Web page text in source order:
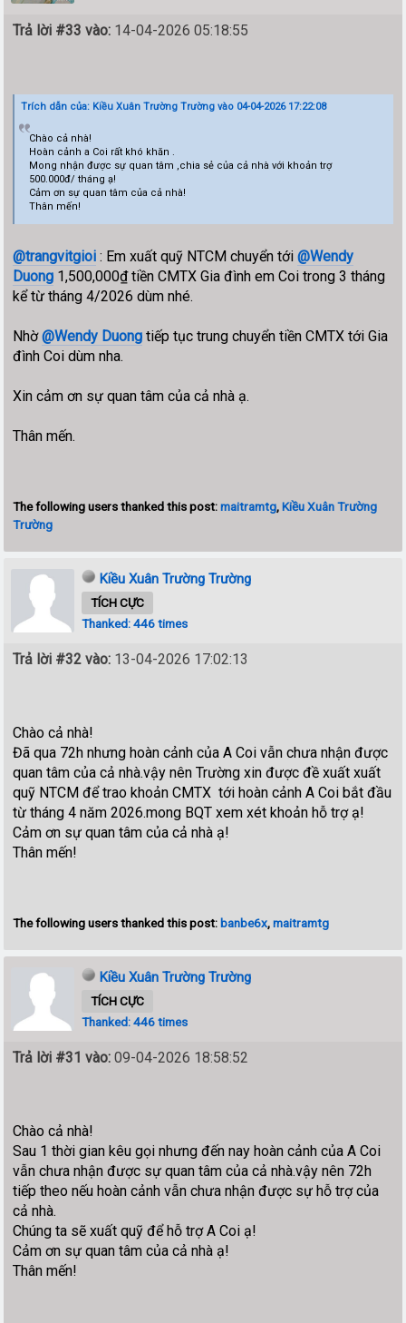
Trả lời #33 vào: 14-04-2026 05:18:55
Trích dẫn của: Kiều Xuân Trường Trường vào 04-04-2026 17:22:08
Chào cả nhà!
Hoàn cảnh a Coi rất khó khăn .
Mong nhận được sự quan tâm ,chia sẻ của cả nhà với khoản trợ
500.000đ/ tháng ạ!
Cảm ơn sự quan tâm của cả nhà!
Thân mến!
@trangvitgioi : Em xuất quỹ NTCM chuyển tới@Wendy
Duong 1,500,000₫ tiền CMTX Gia đình em Coi trong 3 tháng
kể từ tháng 4/2026 dùm nhé.
Nhờ@Wendy Duong tiếp tục trung chuyển tiền CMTX tới Gia
đình Coi dùm nha.
Xin cảm ơn sự quan tâm của cả nhà ạ.
Thân mến.
The following users thanked this post:maitramtg,Kiều Xuân Trường
Trường
Kiều Xuân Trường Trường
TÍCH CỰC
Thanked: 446 times
Trả lời #32 vào: 13-04-2026 17:02:13
Chào cả nhà!
Đã qua 72h nhưng hoàn cảnh của A Coi vẫn chưa nhận được
quan tâm của cả nhà.vậy nên Trường xin được đề xuất xuất
quỹ NTCM để trao khoản CMTX tới hoàn cảnh A Coi bắt đầu
từ tháng 4 năm 2026.mong BQT xem xét khoản hỗ trợ ạ!
Cảm ơn sự quan tâm của cả nhà ạ!
Thân mến!
The following users thanked this post: banbe6x,maitramtg
Kiều Xuân Trường Trường
TÍCH CỰC
Thanked: 446 times
Trả lời #31 vào: 09-04-2026 18:58:52
Chào cả nhà!
Sau 1 thời gian kêu gọi nhưng đến nay hoàn cảnh của A Coi
vẫn chưa nhận được sự quan tâm của cả nhà.vậy nên 72h
tiếp theo nếu hoàn cảnh vẫn chưa nhận được sự hỗ trợ của
cả nhà.
Chúng ta sẽ xuất quỹ để hỗ trợ A Coi ạ!
Cảm ơn sự quan tâm của cả nhà ạ!
Thân mến!